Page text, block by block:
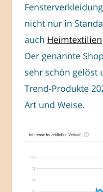
nicht nur in
auch Heimtextilien
Der genannte
sehr schön gelöst
Trend-Produkte
Art und Weise.